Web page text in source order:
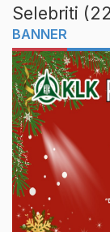
Selebriti
BANNER